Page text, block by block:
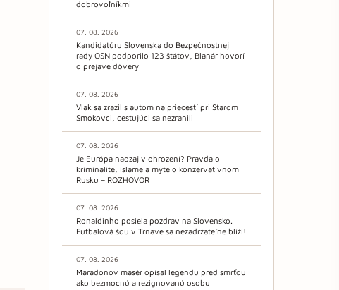
dobrovoľníkmi
07. 08. 2026
Kandidatúru Slovenska do Bezpečnostnej
rady OSN podporilo 123 štátov, Blanár hovorí
o prejave dôvery
07. 08. 2026
Vlak sa zrazil s autom na priecestí pri Starom
Smokovci, cestujúci sa nezranili
07. 08. 2026
Je Európa naozaj v ohrození? Pravda o
kriminalite, islame a mýte o konzervatívnom
Rusku – ROZHOVOR
07. 08. 2026
Ronaldinho posiela pozdrav na Slovensko.
Futbalová šou v Trnave sa nezadržateľne blíži!
07. 08. 2026
Maradonov masér opísal legendu pred smrťou
ako bezmocnú a rezignovanú osobu